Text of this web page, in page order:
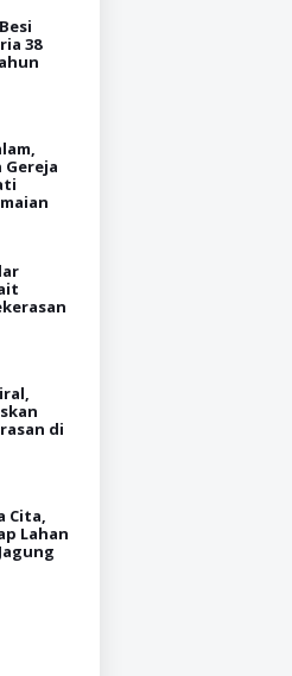
38
Gereja
di
Cita,
Lahan